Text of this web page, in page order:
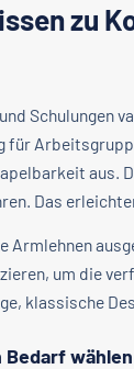
zu
aus.
Das
Armlehnen
um die
klassische
wählen